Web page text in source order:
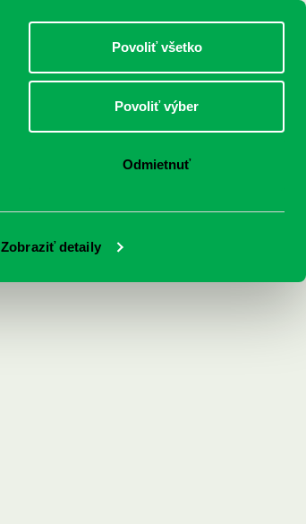
Zobraziť detaily
Povoliť všetko
Povoliť výber
Odmietnuť
DOSPELÍ